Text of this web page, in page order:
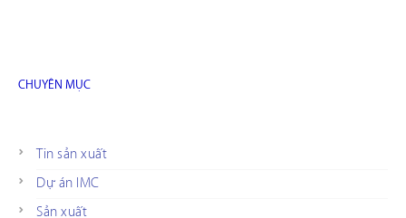
CHUYÊN MỤC
Tin sản xuất
Dự án IMC
Sản xuất